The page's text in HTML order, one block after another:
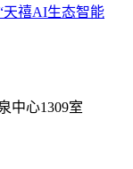
天禧AI生态智能
中心1309室